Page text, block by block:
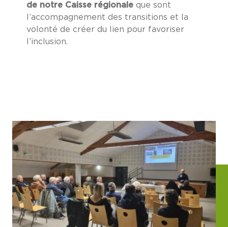
de notre Caisse régionale que sont
l’accompagnement des transitions et la
volonté de créer du lien pour favoriser
l’inclusion.